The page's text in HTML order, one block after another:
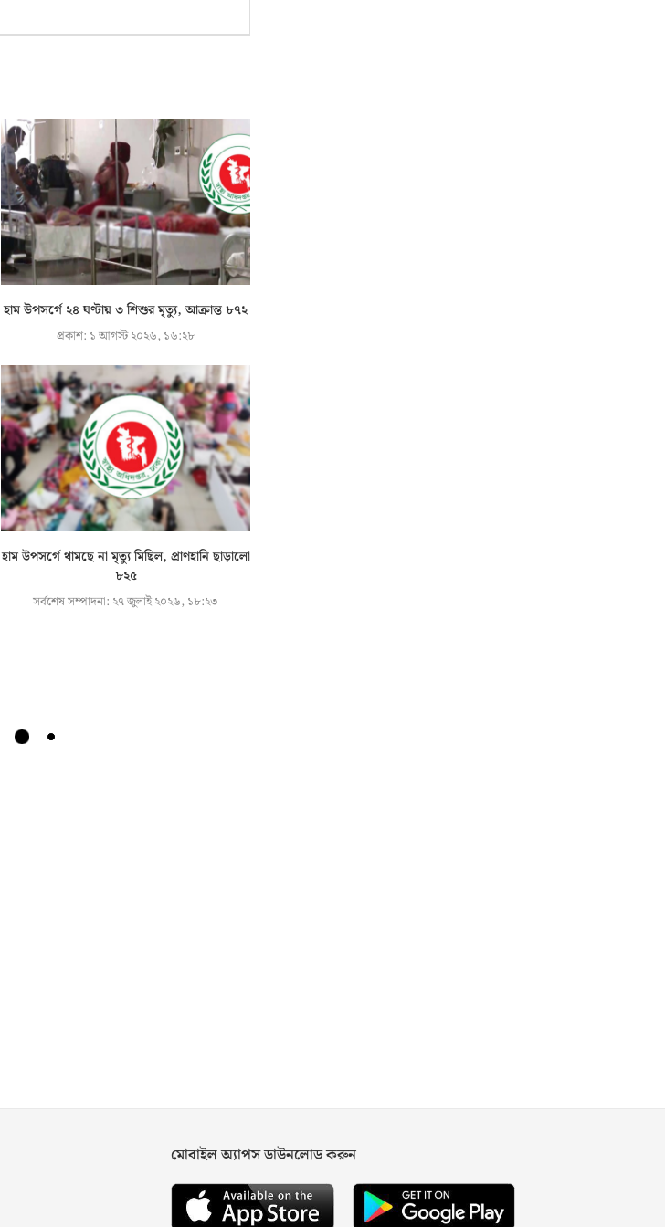
হাম উপসর্গে ২৪ ঘণ্টায় ৩ শিশুর মৃত্যু, আক্রান্ত ৮৭২
প্রকাশ: ১ আগস্ট ২০২৬, ১৬:২৮
হাম উপসর্গে থামছে না মৃত্যু মিছিল, প্রাণহানি ছাড়ালো
৮২৫
সর্বশেষ সম্পাদনা: ২৭ জুলাই ২০২৬, ১৮:২৩
মোবাইল অ্যাপস ডাউনলোড করুন